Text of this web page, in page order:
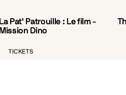
La Pat' Patrouille : Le film -
Mission Dino
VF
TICKETS